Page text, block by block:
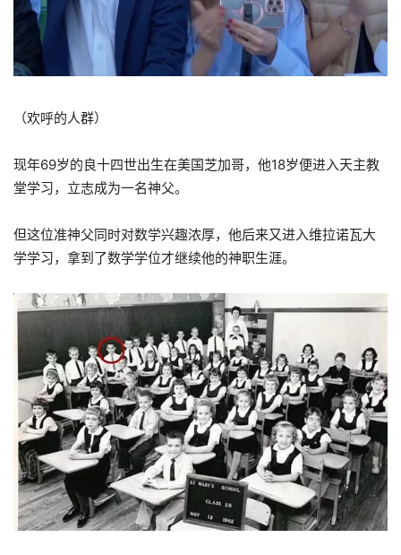
（欢呼的人群）
现年69岁的良十四世出生在美国芝加哥，他18岁便进入天主教
堂学习，立志成为一名神父。
但这位准神父同时对数学兴趣浓厚，他后来又进入维拉诺瓦大
学学习，拿到了数学学位才继续他的神职生涯。